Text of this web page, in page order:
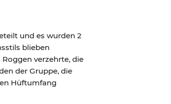
und es wurden 2
blieben
verzehrte, die
der Gruppe, die
Hüftumfang